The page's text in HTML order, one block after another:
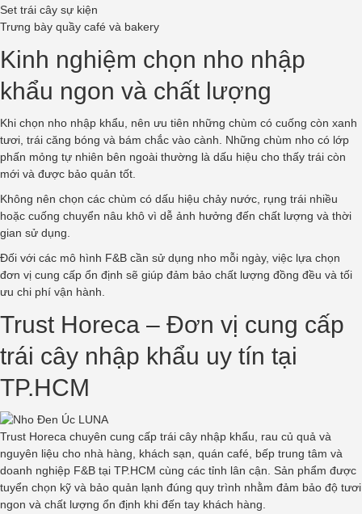
Set trái cây sự kiện
Trưng bày quầy café và bakery
Kinh nghiệm chọn nho nhập
khẩu ngon và chất lượng
Khi chọn nho nhập khẩu, nên ưu tiên những chùm có cuống còn xanh
tươi, trái căng bóng và bám chắc vào cành. Những chùm nho có lớp
phấn mỏng tự nhiên bên ngoài thường là dấu hiệu cho thấy trái còn
mới và được bảo quản tốt.
Không nên chọn các chùm có dấu hiệu chảy nước, rụng trái nhiều
hoặc cuống chuyển nâu khô vì dễ ảnh hưởng đến chất lượng và thời
gian sử dụng.
Đối với các mô hình F&B cần sử dụng nho mỗi ngày, việc lựa chọn
đơn vị cung cấp ổn định sẽ giúp đảm bảo chất lượng đồng đều và tối
ưu chi phí vận hành.
Trust Horeca – Đơn vị cung cấp
trái cây nhập khẩu uy tín tại
TP.HCM
Trust Horeca chuyên cung cấp trái cây nhập khẩu, rau củ quả và
nguyên liệu cho nhà hàng, khách sạn, quán café, bếp trung tâm và
doanh nghiệp F&B tại TP.HCM cùng các tỉnh lân cận. Sản phẩm được
tuyển chọn kỹ và bảo quản lạnh đúng quy trình nhằm đảm bảo độ tươi
ngon và chất lượng ổn định khi đến tay khách hàng.